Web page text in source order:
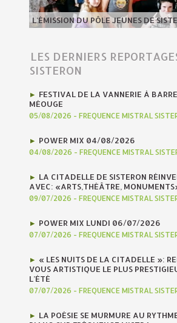
L'ÉMISSION DU PÔLE JEUNES DE
LES DERNIERS
SISTERON
FESTIVAL DE LA VANNERIE À
MÉOUGE
05/08/2026 - FREQUENCE MISTRAL
POWER MIX 04/08/2026
04/08/2026 - FREQUENCE MISTRAL
LA CITADELLE DE SISTERON
AVEC: «ARTS,THÉÂTRE,
09/07/2026 - FREQUENCE MISTRAL
POWER MIX LUNDI 06/07/2026
07/07/2026 - FREQUENCE MISTRAL
« LES NUITS DE LA CITADELLE »:
VOUS ARTISTIQUE LE PLUS
L’ÉTÉ
07/07/2026 - FREQUENCE MISTRAL
LA POÉSIE SE MURMURE AU